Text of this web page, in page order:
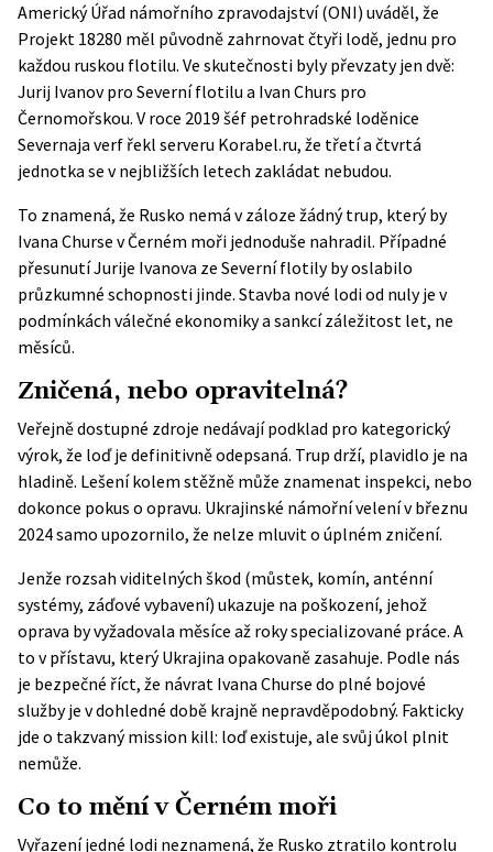
Americký Úřad námořního zpravodajství (ONI) uváděl, že
Projekt 18280 měl původně zahrnovat čtyři lodě, jednu pro
každou ruskou flotilu. Ve skutečnosti byly převzaty jen dvě:
Jurij Ivanov pro Severní flotilu a Ivan Churs pro
Černomořskou. V roce 2019 šéf petrohradské loděnice
Severnaja verf řekl serveru Korabel.ru, že třetí a čtvrtá
jednotka se v nejbližších letech zakládat nebudou.
To znamená, že Rusko nemá v záloze žádný trup, který by
Ivana Churse v Černém moři jednoduše nahradil. Případné
přesunutí Jurije Ivanova ze Severní flotily by oslabilo
průzkumné schopnosti jinde. Stavba nové lodi od nuly je v
podmínkách válečné ekonomiky a sankcí záležitost let, ne
měsíců.
Zničená, nebo opravitelná?
Veřejně dostupné zdroje nedávají podklad pro kategorický
výrok, že loď je definitivně odepsaná. Trup drží, plavidlo je na
hladině. Lešení kolem stěžně může znamenat inspekci, nebo
dokonce pokus o opravu. Ukrajinské námořní velení v březnu
2024 samo upozornilo, že nelze mluvit o úplném zničení.
Jenže rozsah viditelných škod (můstek, komín, anténní
systémy, záďové vybavení) ukazuje na poškození, jehož
oprava by vyžadovala měsíce až roky specializované práce. A
to v přístavu, který Ukrajina opakovaně zasahuje. Podle nás
je bezpečné říct, že návrat Ivana Churse do plné bojové
služby je v dohledné době krajně nepravděpodobný. Fakticky
jde o takzvaný mission kill: loď existuje, ale svůj úkol plnit
nemůže.
Co to mění v Černém moři
Vyřazení jedné lodi neznamená, že Rusko ztratilo kontrolu